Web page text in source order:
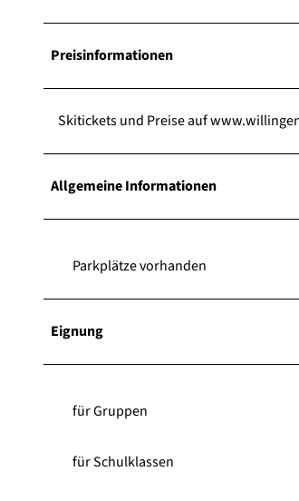
Preisinformationen
Skitickets und Preise auf
Allgemeine Informationen
Parkplätze vorhanden
Eignung
für Gruppen
für Schulklassen